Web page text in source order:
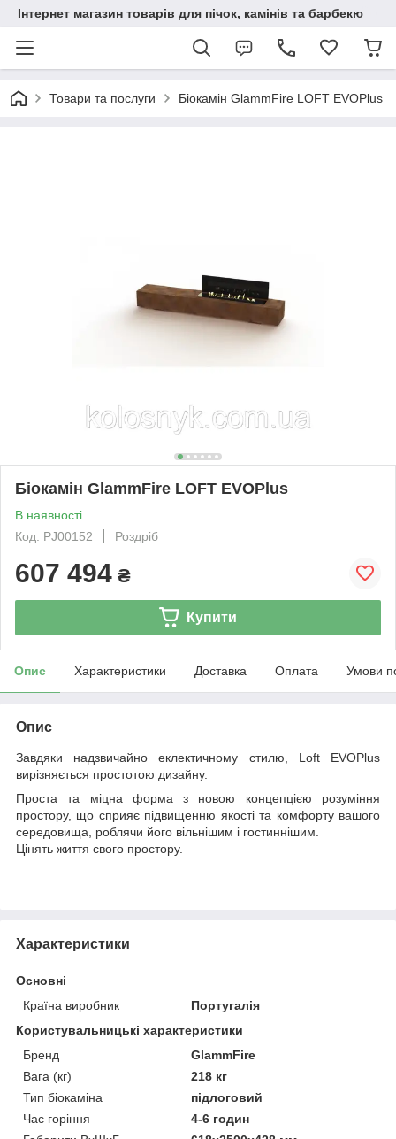
Інтернет магазин товарів для пічок, камінів та барбекю
Товари та послуги Біокамін GlammFire LOFT EVOPlus
Біокамін GlammFire LOFT EVOPlus
В наявності
Код: PJ00152
Роздріб
607 494 ₴
Купити
Опис Характеристики Доставка Оплата Умови
Опис
Завдяки надзвичайно еклектичному стилю, Loft EVOPlus
вирізняється простотою дизайну.
Проста та міцна форма з новою концепцією розуміння
простору, що сприяє підвищенню якості та комфорту вашого
середовища, роблячи його вільнішим і гостиннішим.
Цінять життя свого простору.
Характеристики
Основні
Країна виробник
Португалія
Користувальницькі характеристики
Бренд
GlammFire
Вага (кг)
218 кг
Тип біокаміна
підлоговий
Час горіння
4-6 годин